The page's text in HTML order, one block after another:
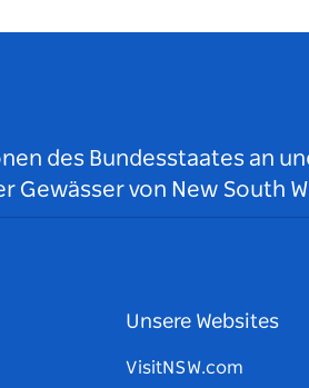
des Bundesstaates an
Gewässer von New South
Unsere Websites
VisitNSW.com